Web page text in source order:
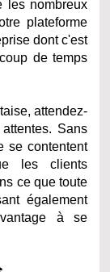
les nombreux
plateforme
dont c'est
de temps
attendez-
Sans
se contentent
les clients
ce que toute
également
à se